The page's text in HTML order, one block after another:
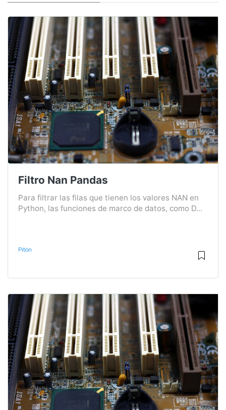
Filtro Nan Pandas
Para filtrar las filas que tienen los valores NAN en
Python, las funciones de marco de datos, como D...
Pitón